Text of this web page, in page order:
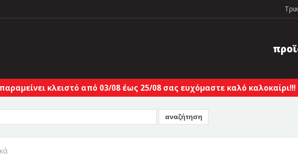
κλειστό από 03/08 έως 25/08 σας ευχόμαστε καλό καλοκαίρι!!!